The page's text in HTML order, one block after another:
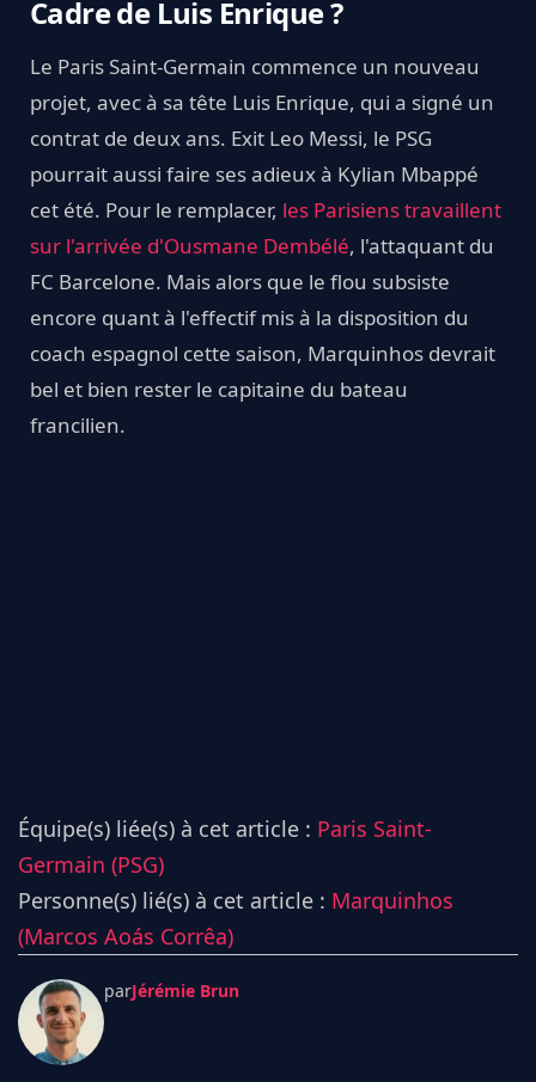
Cadre de Luis Enrique ?
Le Paris Saint-Germain commence un nouveau
projet, avec à sa tête Luis Enrique, qui a signé un
contrat de deux ans. Exit Leo Messi, le PSG
pourrait aussi faire ses adieux à Kylian Mbappé
cet été. Pour le remplacer, les Parisiens travaillent
sur l'arrivée d'Ousmane Dembélé, l'attaquant du
FC Barcelone. Mais alors que le flou subsiste
encore quant à l'effectif mis à la disposition du
coach espagnol cette saison, Marquinhos devrait
bel et bien rester le capitaine du bateau
francilien.
Équipe(s) liée(s) à cet article : Paris Saint-
Germain (PSG)
Personne(s) lié(s) à cet article : Marquinhos
(Marcos Aoás Corrêa)
parJérémie Brun